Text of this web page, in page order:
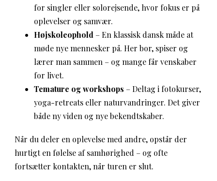
for singler eller solorejsende, hvor fokus er på
oplevelser og samvær.
Højskoleophold – En klassisk dansk måde at
møde nye mennesker på. Her bor, spiser og
lærer man sammen – og mange får venskaber
for livet.
Temature og workshops – Deltag i fotokurser,
yoga-retreats eller naturvandringer. Det giver
både ny viden og nye bekendtskaber.
Når du deler en oplevelse med andre, opstår der
hurtigt en følelse af samhørighed – og ofte
fortsætter kontakten, når turen er slut.